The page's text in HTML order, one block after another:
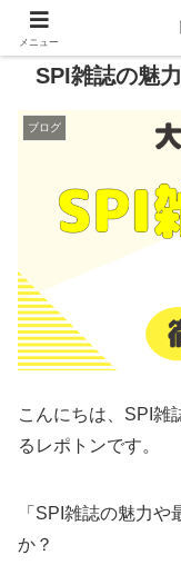
SPI雑誌の魅
ブログ
こんにちは、SPI雑
るレポトンです。
「SPI雑誌の魅力
か？
メニュー